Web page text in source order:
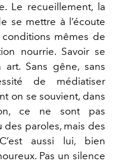
Le recueillement, la
se mettre à l’écoute
mêmes de
nourrie. Savoir se
Sans gêne, sans
de médiatiser
on se souvient, dans
ce ne sont pas
paroles, mais des
aussi lui, bien
Pas un silence